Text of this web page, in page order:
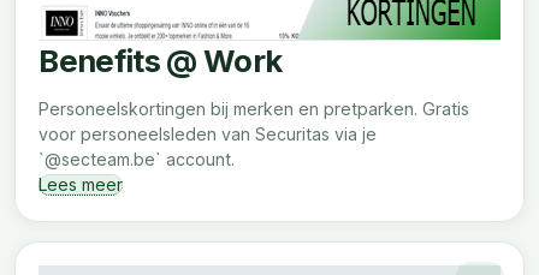
Benefits @ Work
Personeelskortingen bij merken en pretparken. Gratis
voor personeelsleden van Securitas via je
`@secteam.be` account.
Lees meer